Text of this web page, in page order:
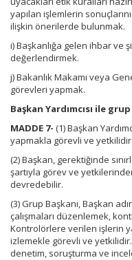
yapılan işlemlerin
ilişkin önerilerde bulunmak.
i) Başkanlığa gelen ihbar ve
değerlendirmek.
j) Bakanlık Makamı veya
görevleri yapmak.
Başkan Yardımcısı ile
MADDE 7- (1) Başkan
yapmakla görevli ve yetkilidir.
(2) Başkan, gerektiğinde
şartıyla görev ve yetkilerinden
devredebilir.
(3) Grup Başkanı, Başkan
çalışmaları düzenlemek,
Kontrolörlere verilen işlerin
izlemekle görevli ve
denetim, soruşturma ve